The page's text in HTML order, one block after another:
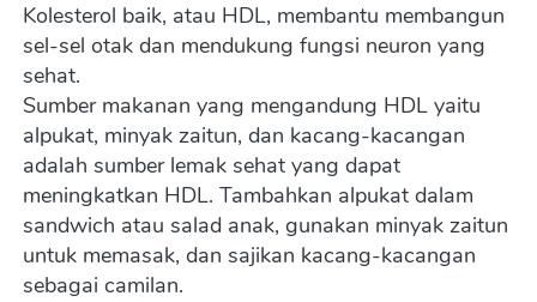
Kolesterol baik, atau HDL, membantu membangun
sel-sel otak dan mendukung fungsi neuron yang
sehat.
Sumber makanan yang mengandung HDL yaitu
alpukat, minyak zaitun, dan kacang-kacangan
adalah sumber lemak sehat yang dapat
meningkatkan HDL. Tambahkan alpukat dalam
sandwich atau salad anak, gunakan minyak zaitun
untuk memasak, dan sajikan kacang-kacangan
sebagai camilan.